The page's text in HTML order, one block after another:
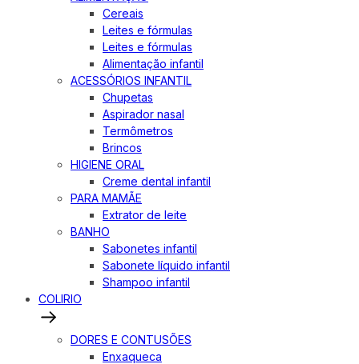
Cereais
Leites e fórmulas
Leites e fórmulas
Alimentação infantil
ACESSÓRIOS INFANTIL
Chupetas
Aspirador nasal
Termômetros
Brincos
HIGIENE ORAL
Creme dental infantil
PARA MAMÃE
Extrator de leite
BANHO
Sabonetes infantil
Sabonete líquido infantil
Shampoo infantil
COLIRIO
DORES E CONTUSÕES
Enxaqueca